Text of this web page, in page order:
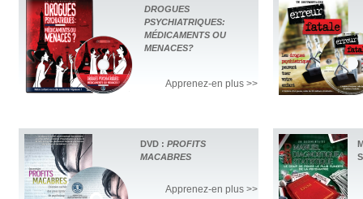
DROGUES
PSYCHIATRIQUES:
MÉDICAMENTS OU
MENACES?
Apprenez-en plus >>
DVD : PROFITS
MACABRES
Apprenez-en plus >>